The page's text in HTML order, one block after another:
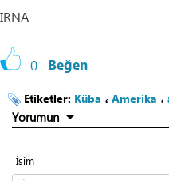
IRNA
0 Beğen
Etiketler: Küba ، Amerika ،
Yorumun
İsim